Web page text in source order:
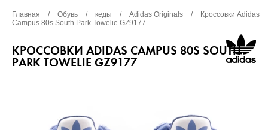
Главная / Обувь / кеды / Adidas Originals /
Кроссовки Adidas
Campus 80s South Park Towelie GZ9177
КРОССОВКИ ADIDAS CAMPUS 80S SOUTH
PARK TOWELIE GZ9177